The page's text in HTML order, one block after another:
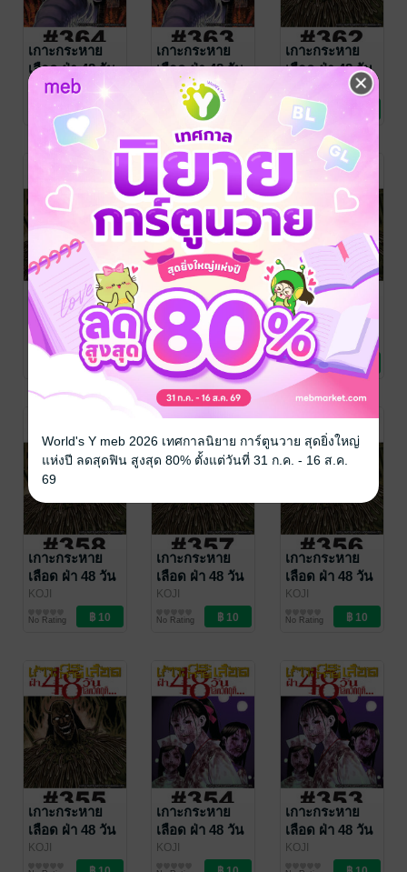
เกาะกระหาย
เลือด ฝ่า 48 วัน
โลกวิกฤต - EP
KOJI
MATSUMOTO
Vibulkij Publishing
การ์ตูนรายตอน
No Rating
เกาะกระหาย
เลือด ฝ่า 48 วัน
โลกวิกฤต - EP
KOJI
MATSUMOTO/
Vibulkij Publishing
การ์ตูนรายตอน
No Rating
เกาะกระหาย
เลือด ฝ่า 48 วัน
โลกวิกฤต - EP
362
KOJI
MATSUMOTO
Vibulkij Publishing
การ์ตูนรายตอน
No Rating
เกาะกระหาย
เลือด ฝ่า 48 วัน
โลกวิกฤต - EP
361
KOJI
MATSUMOTO /
Vibulkij Publishing
การ์ตูนรายตอน
เกาะกระหาย
เลือด ฝ่า 48 วัน
โลกวิกฤต - EP
360
KOJI
MATSUMOTO
Vibulkij Publishing
การ์ตูนรายตอน
No Rating
เกาะกระหาย
เลือด ฝ่า 48 วัน
โลกวิกฤต - EP
359
KOJI
MATSUMOTO/
Vibulkij Publishing
การ์ตูนรายตอน
No Rating
เกาะกระหาย
เลือด ฝ่า 48 วัน
โลกวิกฤต - EP
KOJI
MATSUMOTO /
Vibulkij Publishing
การ์ตูนรายตอน
No Rating
เกาะกระหาย
เลือด ฝ่า 48 วัน
โลกวิกฤต - EP
KOJI
MATSUMOTO /
Vibulkij Publishing
การ์ตูนรายตอน
No Rating
เกาะกระหาย
เลือด ฝ่า 48 วัน
โลกวิกฤต - EP
KOJI
MATSUMOTO /
Vibulkij Publishing
การ์ตูนรายตอน
No Rating
เกาะกระหาย
เลือด ฝ่า 48 วัน
โลกวิกฤต - EP
KOJI
MATSUMOTO /
การ์ตูนรายตอน
เกาะกระหาย
เลือด ฝ่า 48 วัน
โลกวิกฤต - EP
KOJI
MATSUMOTO /
การ์ตูนรายตอน
เกาะกระหาย
เลือด ฝ่า 48 วัน
โลกวิกฤต - EP
KOJI
MATSUMOTO /
การ์ตูนรายตอน
World's Y meb 2026 เทศกาลนิยาย การ์ตูนวาย สุดยิ่งใหญ่
แห่งปี ลดสุดฟิน สูงสุด 80% ตั้งแต่วันที่ 31 ก.ค. - 16 ส.ค.
69